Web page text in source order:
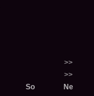
>>
>>
So
Ne